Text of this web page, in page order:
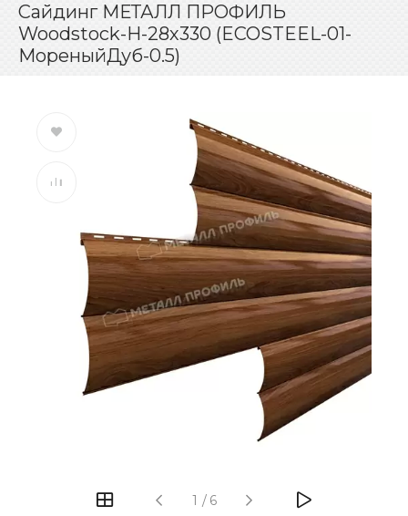
Сайдинг МЕТАЛЛ ПРОФИЛЬ
Woodstock-Н-28х330 (ECOSTEEL-01-
МореныйДуб-0.5)
1 / 6